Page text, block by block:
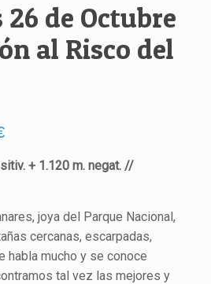
de Octubre
al Risco del
Rango
10,00 €
hasta
17,40 €
+ 1.120 m. negat. //
joya del Parque Nacional,
cercanas, escarpadas,
habla mucho y se conoce
tal vez las mejores y